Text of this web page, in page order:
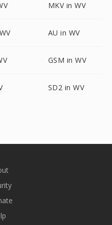
MKV in WV
AU in WV
GSM in WV
SD2 in WV